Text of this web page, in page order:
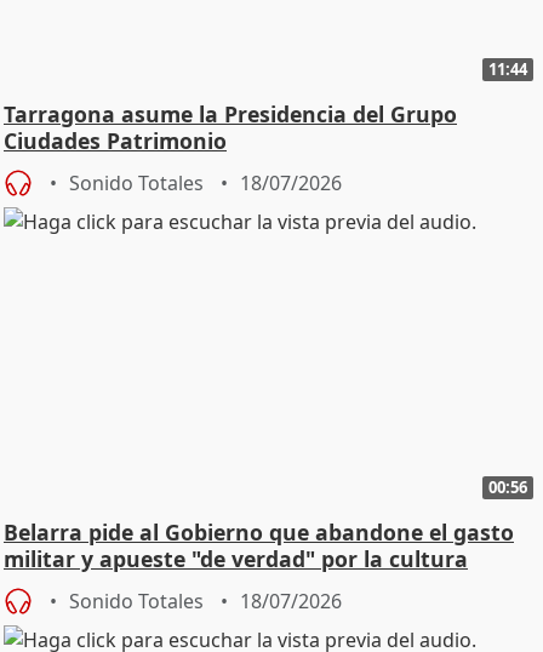
11:44
Tarragona asume la Presidencia del Grupo
Ciudades Patrimonio
Sonido Totales 18/07/2026
00:56
Belarra pide al Gobierno que abandone el gasto
militar y apueste "de verdad" por la cultura
Sonido Totales 18/07/2026